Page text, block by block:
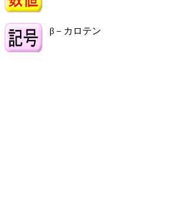
β－カロテン